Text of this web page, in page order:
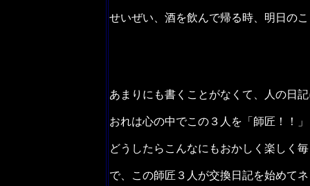
せいぜい、酒を飲んで帰る時、明日の
あまりにも書くことがなくて、人の日
おれは心の中でこの３人を「師匠！！
どうしたらこんなにもおかしく楽しく
で、この師匠３人が交換日記を始めて